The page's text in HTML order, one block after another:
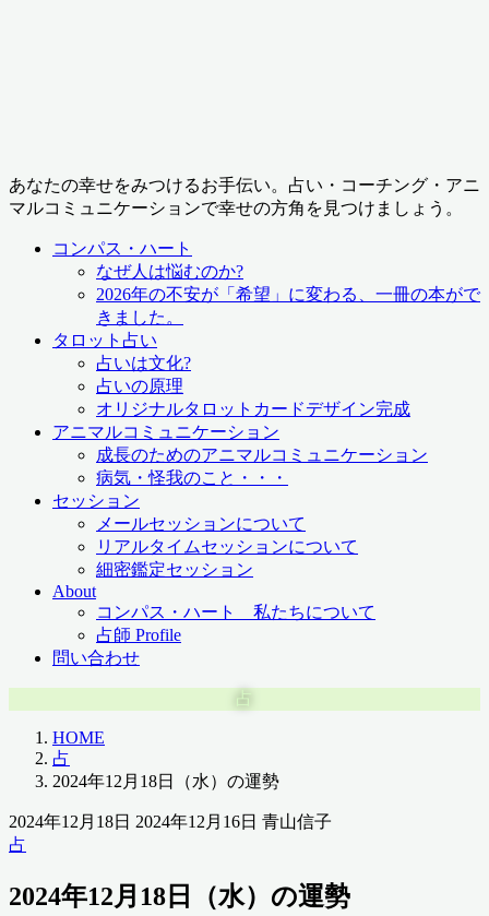
あなたの幸せをみつけるお手伝い。占い・コーチング・アニ
マルコミュニケーションで幸せの方角を見つけましょう。
コンパス・ハート
なぜ人は悩むのか?
2026年の不安が「希望」に変わる、一冊の本がで
きました。
タロット占い
占いは文化?
占いの原理
オリジナルタロットカードデザイン完成
アニマルコミュニケーション
成長のためのアニマルコミュニケーション
病気・怪我のこと・・・
セッション
メールセッションについて
リアルタイムセッションについて
細密鑑定セッション
About
コンパス・ハート 私たちについて
占師 Profile
問い合わせ
占
HOME
占
2024年12月18日（水）の運勢
2024年12月18日 2024年12月16日 青山信子
占
2024年12月18日（水）の運勢